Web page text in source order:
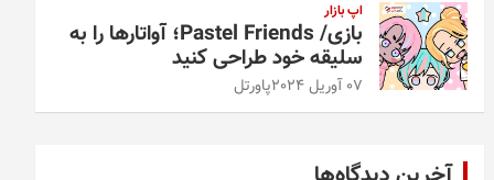
اپ بازار
بازی/ Pastel Friends؛ آواتارها را به
سلیقه خود طراحی کنید
07 آوریل 2024 پاورتل